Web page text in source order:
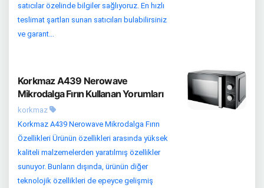
satıcılar özelinde bilgiler sağlıyoruz. En hızlı
teslimat şartları sunan satıcıları bulabilirsiniz
ve garant...
Korkmaz A439 Nerowave
Mikrodalga Fırın Kullanan Yorumları
korkmaz
Korkmaz A439 Nerowave Mikrodalga Fırın
Özellikleri Ürünün özellikleri arasında yüksek
kaliteli malzemelerden yaratılmış özellikler
sunuyor. Bunların dışında, ürünün diğer
teknolojik özellikleri de epeyce gelişmiş